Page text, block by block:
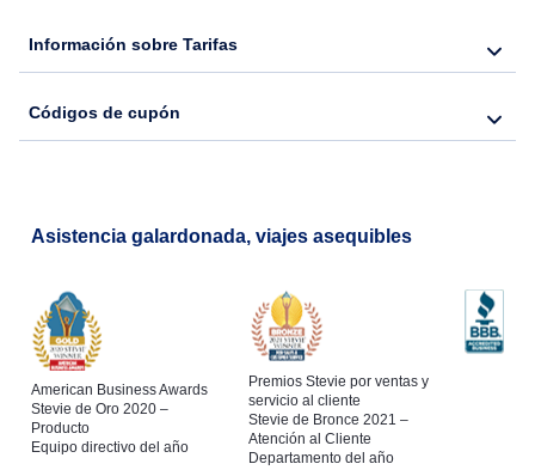
Información sobre Tarifas
Códigos de cupón
Asistencia galardonada, viajes asequibles
American Business Awards
Stevie de Oro 2020 –
Producto
Equipo directivo del año
Premios Stevie por ventas y
servicio al cliente
Stevie de Bronce 2021 –
Atención al Cliente
Departamento del año